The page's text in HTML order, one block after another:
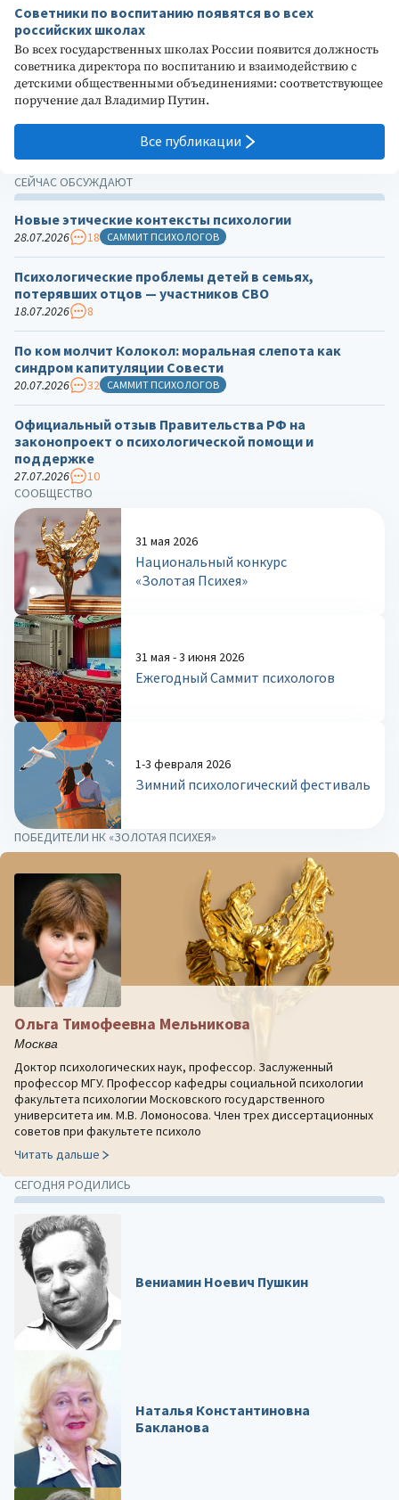
Советники по воспитанию появятся во всех
российских школах
Во всех государственных школах России появится должность
советника директора по воспитанию и взаимодействию с
детскими общественными объединениями: соответствующее
поручение дал Владимир Путин.
Все публикации
СООБЩЕСТВО
31 мая 2026
Национальный конкурс
«Золотая Психея»
31 мая - 3 июня 2026
Ежегодный Саммит психологов
1-3 февраля 2026
Зимний психологический фестиваль
СЕЙЧАС ОБСУЖДАЮТ
Новые этические контексты психологии
28.07.2026 18 САММИТ ПСИХОЛОГОВ
Психологические проблемы детей в семьях,
потерявших отцов — участников СВО
18.07.2026 8
По ком молчит Колокол: моральная слепота как
синдром капитуляции Совести
20.07.2026 32 САММИТ ПСИХОЛОГОВ
Официальный отзыв Правительства РФ на
законопроект о психологической помощи и
поддержке
27.07.2026 10
ПОБЕДИТЕЛИ НК «ЗОЛОТАЯ ПСИХЕЯ»
Ольга Тимофеевна Мельникова
Москва
Доктор психологических наук, профессор. Заслуженный
профессор МГУ. Профессор кафедры социальной психологии
факультета психологии Московского государственного
университета им. М.В. Ломоносова. Член трех диссертационных
советов при факультете психоло
Читать дальше
СЕГОДНЯ РОДИЛИСЬ
Вениамин Ноевич Пушкин
Наталья Константиновна
Бакланова